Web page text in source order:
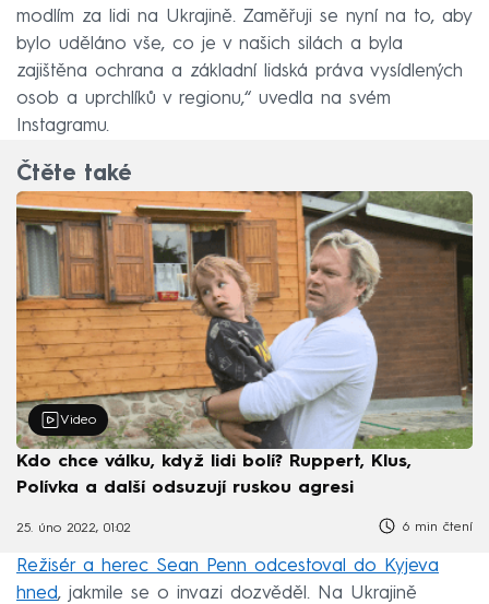
modlím za lidi na Ukrajině. Zaměřuji se nyní na to, aby
bylo uděláno vše, co je v našich silách a byla
zajištěna ochrana a základní lidská práva vysídlených
osob a uprchlíků v regionu,“ uvedla na svém
Instagramu.
Čtěte také
Video
Kdo chce válku, když lidi bolí? Ruppert, Klus,
Polívka a další odsuzují ruskou agresi
25. úno 2022, 01:02 6 min čtení
Režisér a herec Sean Penn odcestoval do Kyjeva
hned, jakmile se o invazi dozvěděl. Na Ukrajině